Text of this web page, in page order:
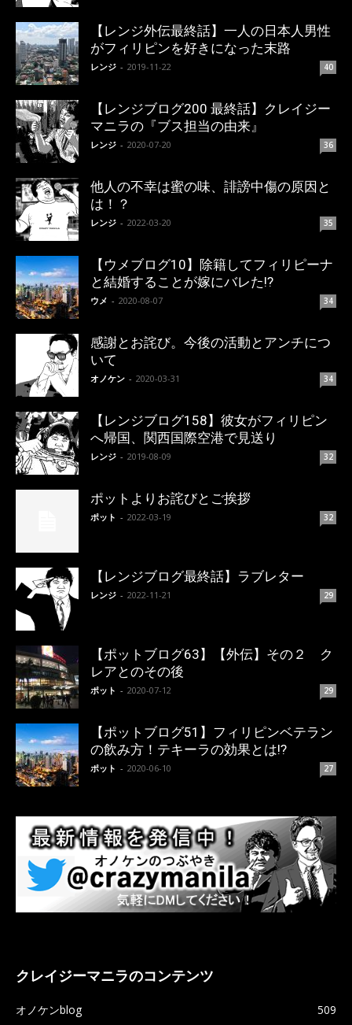
【レンジ外伝最終話】一人の日本人男性
がフィリピンを好きになった末路
レンジ - 2019-11-22 40
【レンジブログ200 最終話】クレイジー
マニラの『ブス担当の由来』
レンジ - 2020-07-20 36
他人の不幸は蜜の味、誹謗中傷の原因と
は！？
レンジ - 2022-03-20 35
【ウメブログ10】除籍してフィリピーナ
と結婚することが嫁にバレた!?
ウメ - 2020-08-07 34
感謝とお詫び。今後の活動とアンチにつ
いて
オノケン - 2020-03-31 34
【レンジブログ158】彼女がフィリピン
へ帰国、関西国際空港で見送り
レンジ - 2019-08-09 32
ポットよりお詫びとご挨拶
ポット - 2022-03-19 32
【レンジブログ最終話】ラブレター
レンジ - 2022-11-21 29
【ポットブログ63】【外伝】その２ ク
レアとのその後
ポット - 2020-07-12 29
【ポットブログ51】フィリピンベテラン
の飲み方！テキーラの効果とは!?
ポット - 2020-06-10 27
クレイジーマニラのコンテンツ
オノケンblog
509